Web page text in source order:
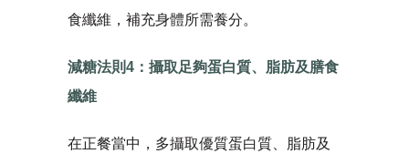
食纖維，補充身體所需養分。
減糖法則4：攝取足夠蛋白質、脂肪及膳食
纖維
在正餐當中，多攝取優質蛋白質、脂肪及